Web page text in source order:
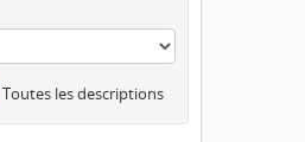
Toutes les descriptions